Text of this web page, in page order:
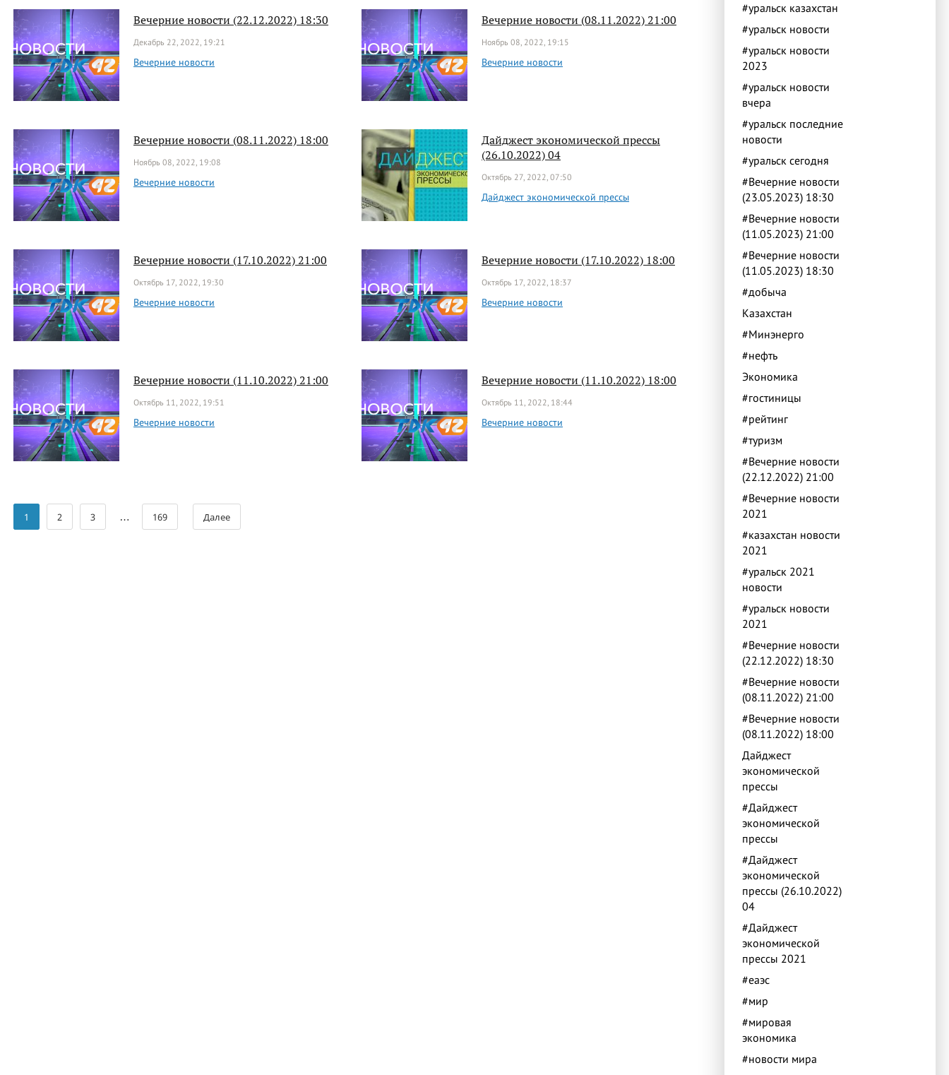
Вечерние новости (22.12.2022) 18:30
Декабрь 22, 2022, 19:21
Вечерние новости
Вечерние новости (08.11.2022) 21:00
Ноябрь 08, 2022, 19:15
Вечерние новости
Вечерние новости (08.11.2022) 18:00
Ноябрь 08, 2022, 19:08
Вечерние новости
Дайджест экономической прессы
(26.10.2022) 04
Октябрь 27, 2022, 07:50
Дайджест экономической прессы
Вечерние новости (17.10.2022) 21:00
Октябрь 17, 2022, 19:30
Вечерние новости
Вечерние новости (17.10.2022) 18:00
Октябрь 17, 2022, 18:37
Вечерние новости
Вечерние новости (11.10.2022) 21:00
Октябрь 11, 2022, 19:51
Вечерние новости
Вечерние новости (11.10.2022) 18:00
Октябрь 11, 2022, 18:44
Вечерние новости
1 2 3 … 169 Далее
#уральск казахстан
#уральск новости
#уральск новости
2023
#уральск новости
вчера
#уральск последние
новости
#уральск сегодня
#Вечерние новости
(23.05.2023) 18:30
#Вечерние новости
(11.05.2023) 21:00
#Вечерние новости
(11.05.2023) 18:30
#добыча
Казахстан
#Минэнерго
#нефть
Экономика
#гостиницы
#рейтинг
#туризм
#Вечерние новости
(22.12.2022) 21:00
#Вечерние новости
2021
#казахстан новости
2021
#уральск 2021
новости
#уральск новости
2021
#Вечерние новости
(22.12.2022) 18:30
#Вечерние новости
(08.11.2022) 21:00
#Вечерние новости
(08.11.2022) 18:00
Дайджест
экономической
прессы
#Дайджест
экономической
прессы
#Дайджест
экономической
прессы (26.10.2022)
04
#Дайджест
экономической
прессы 2021
#еаэс
#мир
#мировая
экономика
#новости мира